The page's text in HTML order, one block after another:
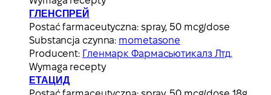
ГЛЕНСПРЕЙ
Postać farmaceutyczna: spray, 50 mcg/dose
Substancja czynna: mometasone
Producent: Гленмарк Фармасьютикалз Лтд.
Wymaga recepty
ЕТАЦИД